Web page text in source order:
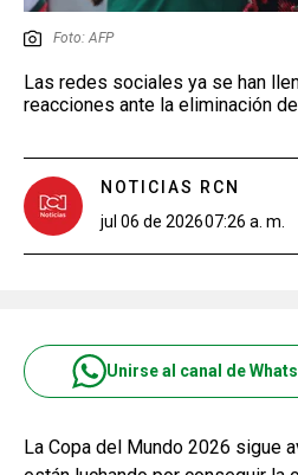
Foto: AFP
Las redes sociales ya se han
reacciones ante la eliminación
NOTICIAS RCN
jul 06 de 202607:26 a. m.
Unirse al canal de
La Copa del Mundo 2026 sigue